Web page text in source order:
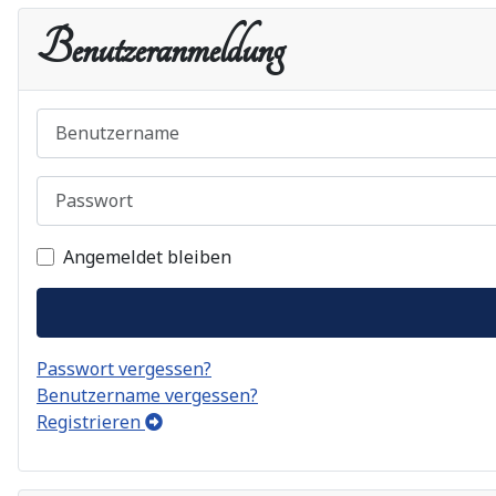
Benutzeranmeldung
Benutzername
Passwort
Angemeldet bleiben
Passwort vergessen?
Benutzername vergessen?
Registrieren